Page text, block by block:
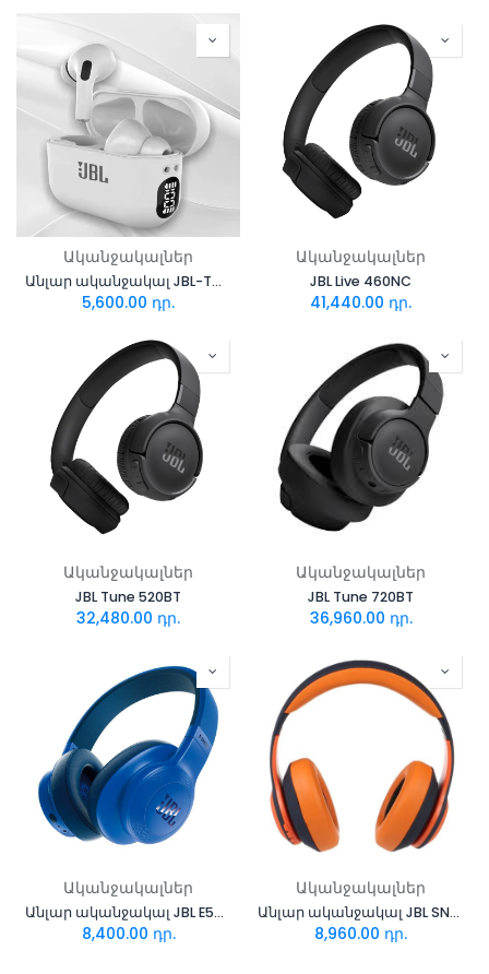
Ականջակալներ
Անլար ականջակալ JBL-TWS-BT04
5,600.00 դր.
Ականջակալներ
JBL Live 460NC
41,440.00 դր.
Ականջակալներ
JBL Tune 520BT
32,480.00 դր.
Ականջակալներ
JBL Tune 720BT
36,960.00 դր.
Ականջակալներ
Անլար ականջակալ JBL E55 BT
8,400.00 դր.
Ականջակալներ
Անլար ականջակալ JBL SN-85
8,960.00 դր.